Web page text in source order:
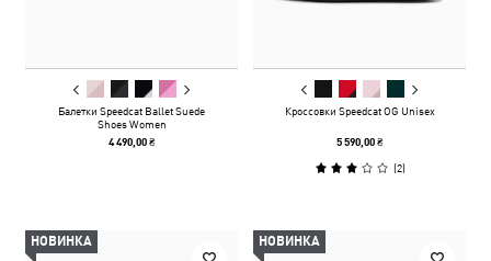
Балетки Speedcat Ballet Suede
Shoes Women
4 490,00 ₴
Кроссовки Speedcat OG Unisex
5 590,00 ₴
(2)
НОВИНКА НОВИНКА